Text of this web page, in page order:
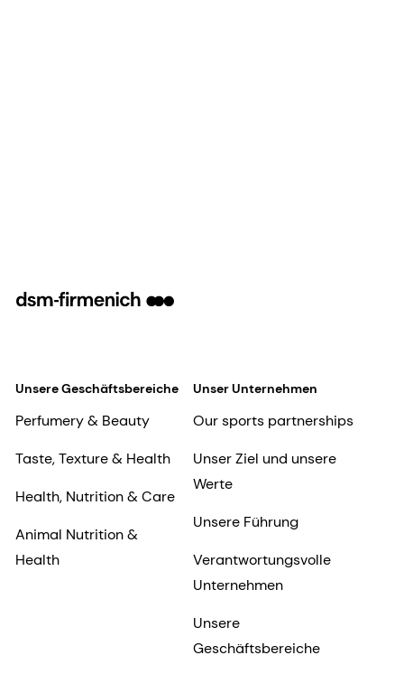
Unsere Geschäftsbereiche
Perfumery & Beauty
Taste, Texture & Health
Health, Nutrition & Care
Animal Nutrition &
Health
Unser Unternehmen
Our sports partnerships
Unser Ziel und unsere
Werte
Unsere Führung
Verantwortungsvolle
Unternehmen
Unsere
Geschäftsbereiche